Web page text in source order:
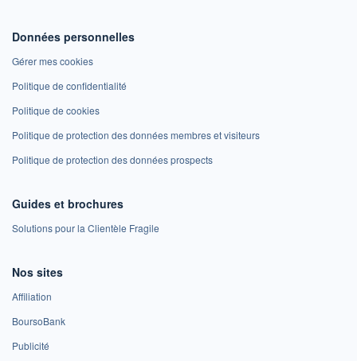
Données personnelles
Gérer mes cookies
Politique de confidentialité
Politique de cookies
Politique de protection des données membres et visiteurs
Politique de protection des données prospects
Guides et brochures
Solutions pour la Clientèle Fragile
Nos sites
Affiliation
BoursoBank
Publicité